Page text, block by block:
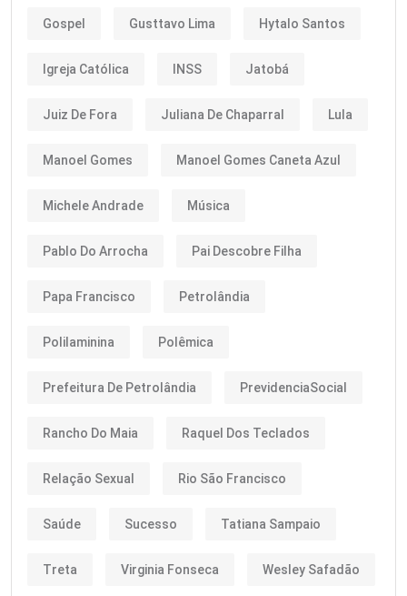
Gospel Gusttavo Lima Hytalo Santos
Igreja Católica INSS Jatobá
Juiz De Fora Juliana De Chaparral Lula
Manoel Gomes Manoel Gomes Caneta Azul
Michele Andrade Música
Pablo Do Arrocha Pai Descobre Filha
Papa Francisco Petrolândia
Polilaminina Polêmica
Prefeitura De Petrolândia PrevidenciaSocial
Rancho Do Maia Raquel Dos Teclados
Relação Sexual Rio São Francisco
Saúde Sucesso Tatiana Sampaio
Treta Virginia Fonseca Wesley Safadão